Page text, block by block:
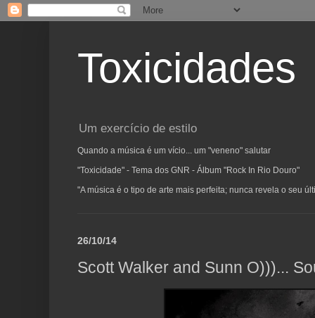
Toxicidades
Um exercício de estilo
Quando a música é um vício... um "veneno" salutar
"Toxicidade" - Tema dos GNR - Álbum "Rock In Rio Douro"
"A música é o tipo de arte mais perfeita; nunca revela o seu
26/10/14
Scott Walker and Sunn O)))...